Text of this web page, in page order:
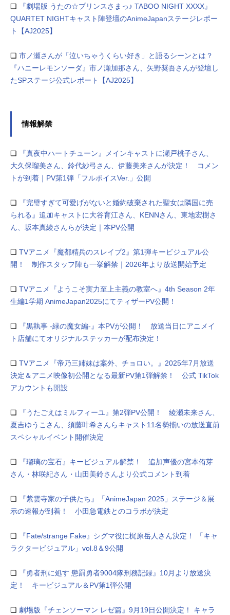
❏
『劇場版 うたの☆プリンスさまっ♪ TABOO NIGHT XXXX』
QUARTET NIGHTキャスト陣登壇のAnimeJapanステージレポー
ト【AJ2025】
❏ 市ノ瀬さんが「泣いちゃうくらい好き」と語るシーンとは？
『ハニーレモンソーダ』市ノ瀬加那さん、⽮野奨吾さんが登壇し
たSPステージ公式レポート【AJ2025】
情報解禁
❏
『真夜中ハートチューン』メインキャストに瀬戸桃子さん、
大久保瑠美さん、鈴代紗弓さん、伊藤美来さんが決定！ コメン
トが到着｜PV第1弾「フルボイスVer.」公開
❏
『完璧すぎて可愛げがないと婚約破棄された聖女は隣国に売
られる』追加キャストに大谷育江さん、KENNさん、東地宏樹さ
ん、坂本真綾さんらが決定｜本PV公開
❏ TVアニメ『魔都精兵のスレイブ2』第1弾キービジュアル公
開！ 制作スタッフ陣も一挙解禁｜2026年より放送開始予定
❏ TVアニメ『ようこそ実力至上主義の教室へ』4th Season 2年
生編1学期 AnimeJapan2025にてティザーPV公開！
❏
『黒執事 -緑の魔女編-』本PVが公開！ 放送当日にアニメイ
ト店舗にてオリジナルステッカーが配布決定！
❏ TVアニメ『帝乃三姉妹は案外、チョロい。』2025年7月放送
決定＆アニメ映像初公開となる最新PV第1弾解禁！ 公式 TikTok
アカウントも開設
❏
『うたごえはミルフィーユ』第2弾PV公開！ 綾瀬未来さん、
夏吉ゆうこさん、須藤叶希さんらキャスト11名勢揃いの放送直前
スペシャルイベント開催決定
❏
『瑠璃の宝石』キービジュアル解禁！ 追加声優の宮本侑芽
さん・林咲紀さん・山田美鈴さんより公式コメント到着
❏
『紫雲寺家の子供たち』「AnimeJapan 2025」ステージ＆展
⽰の速報が到着！ ⼩⽥急電鉄とのコラボが決定
❏
『Fate/strange Fake』シグマ役に梶原岳人さん決定！ 「キャ
ラクタービジュアル」vol.8＆9公開
❏
『勇者刑に処す 懲罰勇者9004隊刑務記録』10月より放送決
定！ キービジュアル＆PV第1弾公開
❏ 劇場版『チェンソーマン レゼ篇』9月19日公開決定！ キャラ